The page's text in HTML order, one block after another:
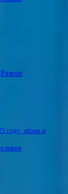
Разное
году: обзор и